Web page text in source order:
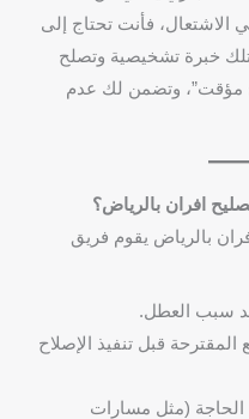
فأنت تحتاج إلى
خبرة تشخيصية وتصلح
مؤقت”، وتضمن لك عدم
افران بالرياض؟
بالرياض يقوم فريق
سبب العطل.
قبل تنفيذ الإصلاح
الحاجة (مثل مسارات